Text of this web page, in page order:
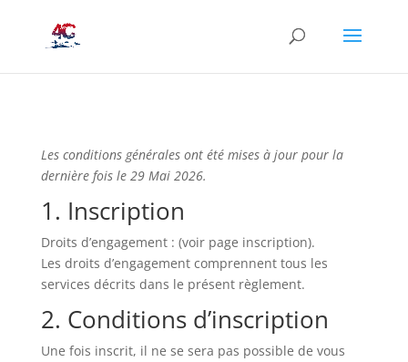
Les conditions générales ont été mises à jour pour la
dernière fois le 29 Mai 2026.
1. Inscription
Droits d’engagement : (voir page inscription).
Les droits d’engagement comprennent tous les
services décrits dans le présent règlement.
2. Conditions d’inscription
Une fois inscrit, il ne se sera pas possible de vous